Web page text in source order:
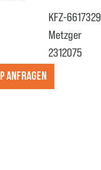
KFZ-6617329
Metzger
2312075
anfragеn